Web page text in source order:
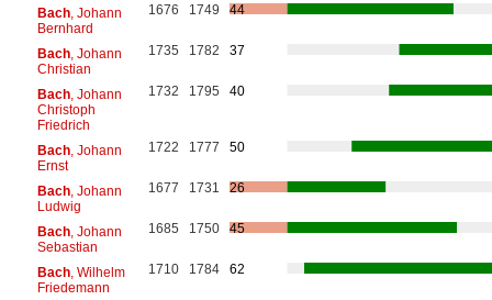
Bach, Johann
Bernhard
1676 1749 44
Bach, Johann
Christian
1735 1782 37
Bach, Johann
Christoph
Friedrich
1732 1795 40
Bach, Johann
Ernst
1722 1777 50
Bach, Johann
Ludwig
1677 1731 26
Bach, Johann
Sebastian
1685 1750 45
Bach, Wilhelm
Friedemann
1710 1784 62